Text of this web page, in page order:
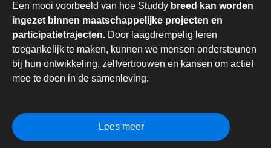
Een mooi voorbeeld van hoe Studdy breed kan worden
ingezet binnen maatschappelijke projecten en
participatietrajecten.​ Door laagdrempelig leren
toegankelijk te maken, kunnen we mensen ondersteunen
bij hun ontwikkeling, zelfvertrouwen en kansen om actief
mee te doen in de samenleving.
Lees meer